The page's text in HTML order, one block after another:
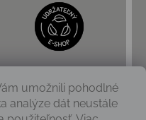
umožnili pohodlné
analýze dát neustále